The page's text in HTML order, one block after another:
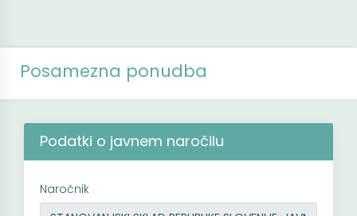
Posamezna ponudba
Podatki o javnem naročilu
Naročnik